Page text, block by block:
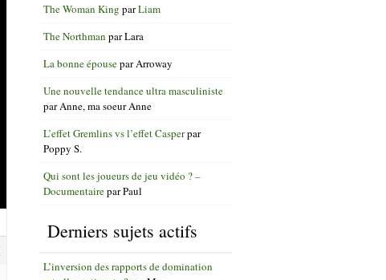
The Woman King parLiam
The Northman parLara
La bonne épouseparArroway
Une nouvelle tendance ultra masculiniste
parAnne, ma soeur Anne
L’effet Gremlins vs l’effet Casperpar
Poppy S.
Qui sont les joueurs de jeu vidéo ? –
DocumentaireparPaul
Derniers sujets actifs
L’inversion des rapports de domination